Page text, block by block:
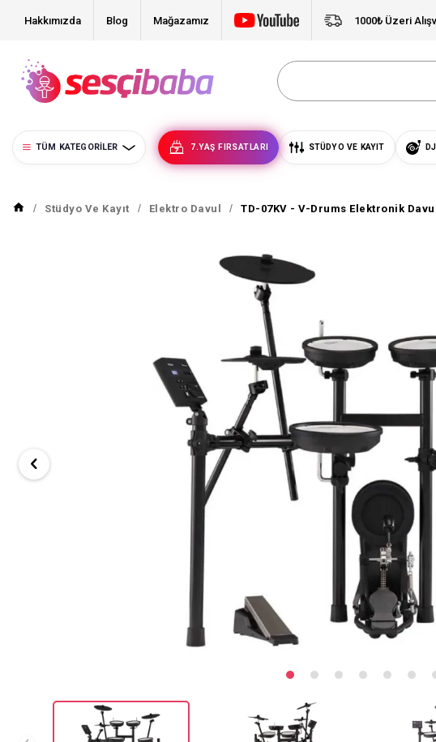
Hakkımızda Blog Mağazamız 1000₺ Üzeri
TÜM KATEGORILER 7.YAŞ FIRSATLARI STÜDYO VE KAYIT
Stüdyo Ve Kayıt Elektro Davul TD-07KV - V-Drums Elektronik